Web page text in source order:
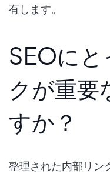
有します。
SEOに
クが重要
すか？
整理された内部リン